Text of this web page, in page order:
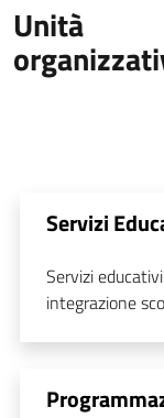
Unità
Servizi
Servizi
integrazione